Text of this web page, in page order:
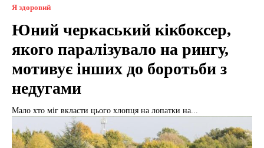
Я здоровий
Юний черкаський кікбоксер,
якого паралізувало на рингу,
мотивує інших до боротьби з
недугами
Мало хто міг вкласти цього хлопця на лопатки на...